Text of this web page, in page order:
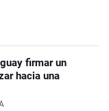
firmar un
hacia una